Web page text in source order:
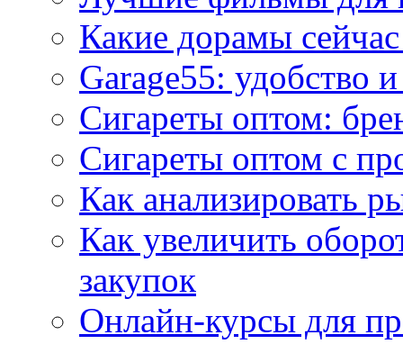
Какие дорамы
Garage55: удобство
Сигареты оптом:
Сигареты оптом с
Как анализировать
Как увеличить
закупок
Онлайн-курсы для